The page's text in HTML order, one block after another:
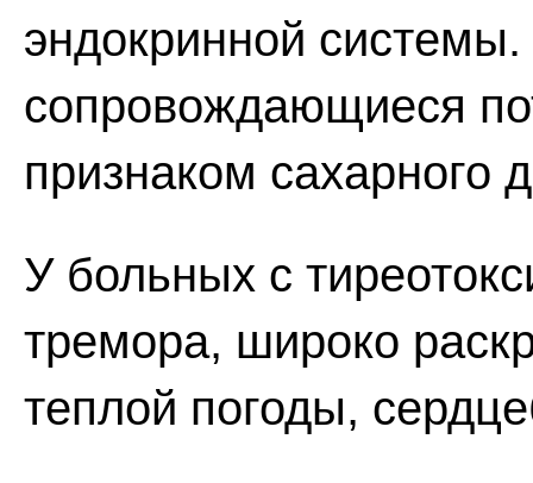
эндокринной
сопровождающиеся
признаком сахарного
У больных с
тремора, широко
теплой погоды,